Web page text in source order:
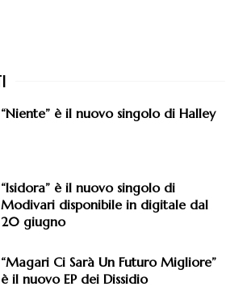
“Niente” è il nuovo singolo di Halley
“Isidora” è il nuovo singolo di
Modivari disponibile in digitale dal
20 giugno
“Magari Ci Sarà Un Futuro Migliore”
è il nuovo EP dei Dissidio